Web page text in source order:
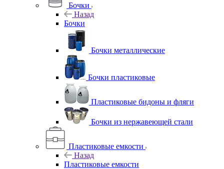
Бочки
Назад
Бочки
Бочки металлические
Бочки пластиковые
Пластиковые бидоны и фляги
Бочки из нержавеющей стали
Пластиковые емкости
Назад
Пластиковые емкости